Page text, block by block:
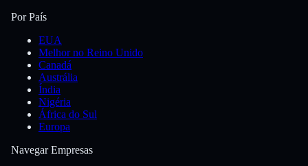
Por País
EUA
Melhor no Reino Unido
Canadá
Austrália
Índia
Nigéria
África do Sul
Europa
Navegar Empresas